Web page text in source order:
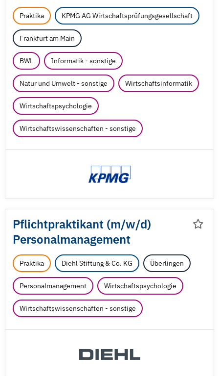
Praktika KPMG AG Wirtschaftsprüfungsgesellschaft
Frankfurt am Main
BWL Informatik - sonstige
Natur und Umwelt - sonstige Wirtschaftsinformatik
Wirtschaftspsychologie
Wirtschaftswissenschaften - sonstige
Pflichtpraktikant (m/w/d)
Personalmanagement
Praktika Diehl Stiftung & Co. KG Überlingen
Personalmanagement Wirtschaftspsychologie
Wirtschaftswissenschaften - sonstige